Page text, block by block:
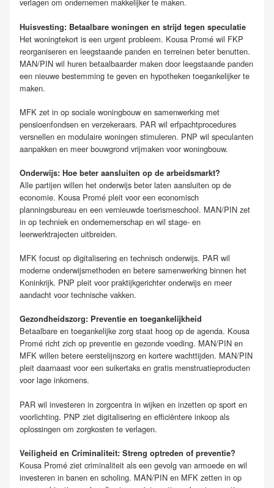
verlagen om ondernemen makkelijker te maken.
Huisvesting: Betaalbare woningen en strijd tegen speculatie
Het woningtekort is een urgent probleem. Kousa Promé wil FKP
reorganiseren en leegstaande panden en terreinen beter benutten.
MAN/PIN wil huren betaalbaarder maken door leegstaande panden
een nieuwe bestemming te geven en hypotheken toegankelijker te
maken.
MFK zet in op sociale woningbouw en samenwerking met
pensioenfondsen en verzekeraars. PAR wil erfpachtprocedures
versnellen en modulaire woningen stimuleren. PNP wil speculanten
aanpakken en meer bouwgrond vrijmaken voor woningbouw.
Onderwijs: Hoe beter aansluiten op de arbeidsmarkt?
Alle partijen willen het onderwijs beter laten aansluiten op de
economie. Kousa Promé pleit voor een economisch
planningsbureau en een vernieuwde toerismeschool. MAN/PIN zet
in op techniek en ondernemerschap en wil stage- en
leerwerktrajecten uitbreiden.
MFK focust op digitalisering en technisch onderwijs. PAR wil
moderne onderwijsmethoden en betere samenwerking binnen het
Koninkrijk. PNP pleit voor praktijkgerichter onderwijs en meer
aandacht voor technische vakken.
Gezondheidszorg: Preventie en toegankelijkheid
Betaalbare en toegankelijke zorg staat hoog op de agenda. Kousa
Promé richt zich op preventie en gezonde voeding. MAN/PIN en
MFK willen betere eerstelijnszorg en kortere wachttijden. MAN/PIN
pleit daarnaast voor een suikertaks en gratis menstruatieproducten
voor lage inkomens.
PAR wil investeren in zorgcentra in wijken en inzetten op sport en
voorlichting. PNP ziet digitalisering en efficiëntere inkoop als
oplossingen om zorgkosten te verlagen.
Veiligheid en Criminaliteit: Streng optreden of preventie?
Kousa Promé ziet criminaliteit als een gevolg van armoede en wil
investeren in banen en scholing. MAN/PIN en MFK zetten in op